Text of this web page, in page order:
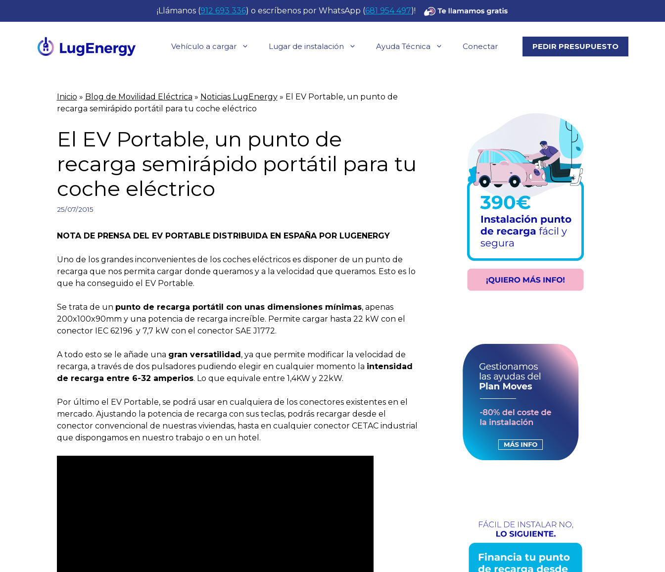
¡Llámanos (912 693 336) o escríbenos por WhatsApp (681 954 497)!
Vehículo a cargar Lugar de instalación Ayuda Técnica Conectar PEDIR PRESUPUESTO
Inicio » Blog de Movilidad Eléctrica » Noticias LugEnergy» El EV Portable, un punto de
recarga semirápido portátil para tu coche eléctrico
El EV Portable, un punto de
recarga semirápido portátil para tu
coche eléctrico
25/07/2015
NOTA DE PRENSA DEL EV PORTABLE DISTRIBUIDA EN ESPAÑA POR LUGENERGY
Uno de los grandes inconvenientes de los coches eléctricos es disponer de un punto de
recarga que nos permita cargar donde queramos y a la velocidad que queramos. Esto es lo
que ha conseguido el EV Portable.
Se trata de un punto de recarga portátil con unas dimensiones mínimas, apenas
200x100x90mm y una potencia de recarga increíble. Permite cargar hasta 22 kW con el
conector IEC 62196 y 7,7 kW con el conector SAE J1772.
A todo esto se le añade una gran versatilidad, ya que permite modificar la velocidad de
recarga, a través de dos pulsadores pudiendo elegir en cualquier momento la intensidad
de recarga entre 6-32 amperios. Lo que equivale entre 1,4KW y 22kW.
Por último el EV Portable, se podrá usar en cualquiera de los conectores existentes en el
mercado. Ajustando la potencia de recarga con sus teclas, podrás recargar desde el
conector convencional de nuestras viviendas, hasta en cualquier conector CETAC industrial
que dispongamos en nuestro trabajo o en un hotel.